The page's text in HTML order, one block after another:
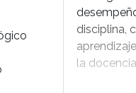
disciplina,
la